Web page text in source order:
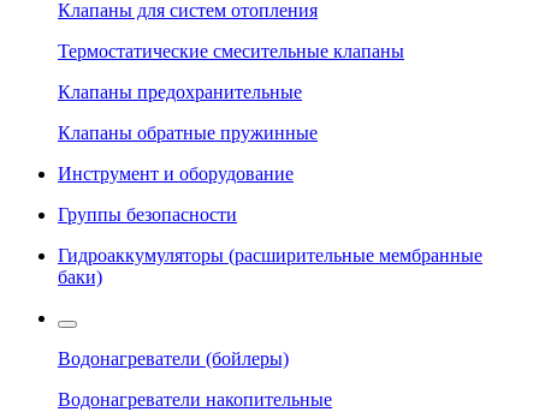
Клапаны для систем отопления
Термостатические смесительные клапаны
Клапаны предохранительные
Клапаны обратные пружинные
Инструмент и оборудование
Группы безопасности
Гидроаккумуляторы (расширительные мембранные
баки)
Водонагреватели (бойлеры)
Водонагреватели накопительные